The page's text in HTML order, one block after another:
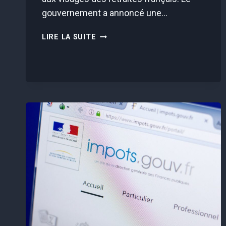
gouvernement a annoncé une…
LIRE LA SUITE RETRAITES
JANVIER
!
VOICI
CE
QUI
CHANGE
POUR
VOUS